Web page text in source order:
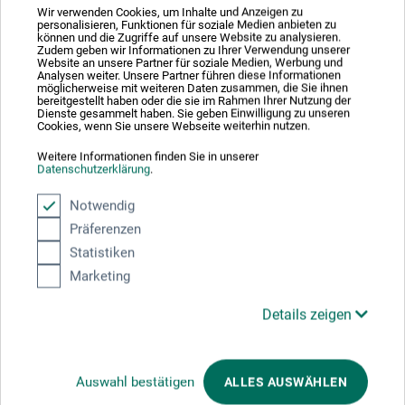
Wir verwenden Cookies, um Inhalte und Anzeigen zu
personalisieren, Funktionen für soziale Medien anbieten zu
können und die Zugriffe auf unsere Website zu analysieren.
Zudem geben wir Informationen zu Ihrer Verwendung unserer
Website an unsere Partner für soziale Medien, Werbung und
Analysen weiter. Unsere Partner führen diese Informationen
möglicherweise mit weiteren Daten zusammen, die Sie ihnen
bereitgestellt haben oder die sie im Rahmen Ihrer Nutzung der
Dienste gesammelt haben. Sie geben Einwilligung zu unseren
Cookies, wenn Sie unsere Webseite weiterhin nutzen.
Weitere Informationen finden Sie in unserer
Datenschutzerklärung.
Notwendig
Präferenzen
Statistiken
Marketing
Details zeigen
Auswahl bestätigen ALLES AUSWÄHLEN
da Vinci Defet GmbH
Tillystr. 39 - 41
90431 Nürnberg
DE
info@davinci-defet.com
Kunden kauften auch